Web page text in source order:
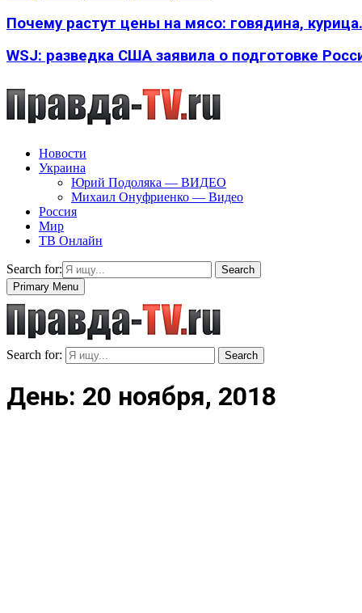
Почему растут цены на мясо: говядина,
WSJ: разведка США заявила о подготовке
Новости
Украина
Юрий Подоляка — ВИДЕО
Михаил Онуфриенко — Видео
Россия
Мир
ТВ Онлайн
Search for:
Search
Primary Menu
Search for: Search
День: 20 ноября, 2018